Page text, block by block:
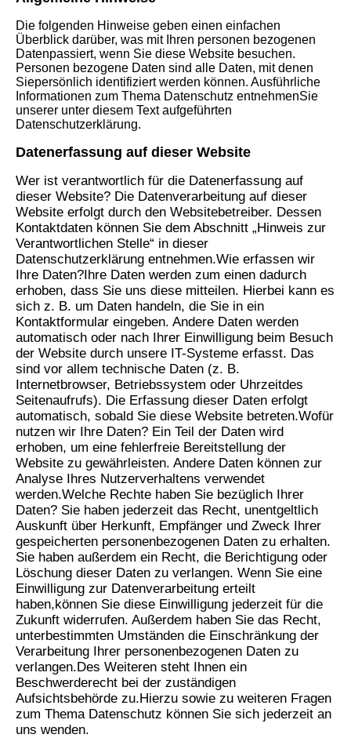
Die folgenden Hinweise geben einen einfachen
Überblick darüber, was mit Ihren personen bezogenen
Datenpassiert, wenn Sie diese Website besuchen.
Personen bezogene Daten sind alle Daten, mit denen
Siepersönlich identifiziert werden können. Ausführliche
Informationen zum Thema Datenschutz entnehmenSie
unserer unter diesem Text aufgeführten
Datenschutzerklärung.
Datenerfassung auf dieser Website
Wer ist verantwortlich für die Datenerfassung auf
dieser Website? Die Datenverarbeitung auf dieser
Website erfolgt durch den Websitebetreiber. Dessen
Kontaktdaten können Sie dem Abschnitt „Hinweis zur
Verantwortlichen Stelle“ in dieser
Datenschutzerklärung entnehmen.Wie erfassen wir
Ihre Daten?Ihre Daten werden zum einen dadurch
erhoben, dass Sie uns diese mitteilen. Hierbei kann es
sich z. B. um Daten handeln, die Sie in ein
Kontaktformular eingeben. Andere Daten werden
automatisch oder nach Ihrer Einwilligung beim Besuch
der Website durch unsere IT-Systeme erfasst. Das
sind vor allem technische Daten (z. B.
Internetbrowser, Betriebssystem oder Uhrzeitdes
Seitenaufrufs). Die Erfassung dieser Daten erfolgt
automatisch, sobald Sie diese Website betreten.Wofür
nutzen wir Ihre Daten? Ein Teil der Daten wird
erhoben, um eine fehlerfreie Bereitstellung der
Website zu gewährleisten. Andere Daten können zur
Analyse Ihres Nutzerverhaltens verwendet
werden.Welche Rechte haben Sie bezüglich Ihrer
Daten? Sie haben jederzeit das Recht, unentgeltlich
Auskunft über Herkunft, Empfänger und Zweck Ihrer
gespeicherten personenbezogenen Daten zu erhalten.
Sie haben außerdem ein Recht, die Berichtigung oder
Löschung dieser Daten zu verlangen. Wenn Sie eine
Einwilligung zur Datenverarbeitung erteilt
haben,können Sie diese Einwilligung jederzeit für die
Zukunft widerrufen. Außerdem haben Sie das Recht,
unterbestimmten Umständen die Einschränkung der
Verarbeitung Ihrer personenbezogenen Daten zu
verlangen.Des Weiteren steht Ihnen ein
Beschwerderecht bei der zuständigen
Aufsichtsbehörde zu.Hierzu sowie zu weiteren Fragen
zum Thema Datenschutz können Sie sich jederzeit an
uns wenden.